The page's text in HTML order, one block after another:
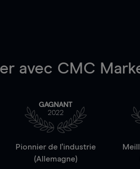
avec CMC
GAGNANT
2022
Pionnier de l'industrie
(Allemagne)